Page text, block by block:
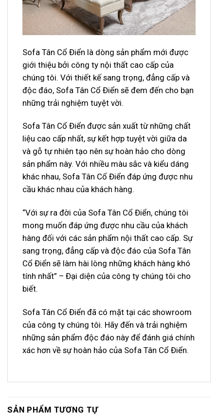
Sofa Tân Cổ Điển là dòng sản phẩm mới được
giới thiệu bởi công ty nội thất cao cấp của
chúng tôi. Với thiết kế sang trọng, đẳng cấp và
độc đáo, Sofa Tân Cổ Điển sẽ đem đến cho bạn
những trải nghiệm tuyệt vời.
Sofa Tân Cổ Điển được sản xuất từ những chất
liệu cao cấp nhất, sự kết hợp tuyệt vời giữa da
và gỗ tự nhiên tạo nên sự hoàn hảo cho dòng
sản phẩm này. Với nhiều màu sắc và kiểu dáng
khác nhau, Sofa Tân Cổ Điển đáp ứng được nhu
cầu khác nhau của khách hàng.
“Với sự ra đời của Sofa Tân Cổ Điển, chúng tôi
mong muốn đáp ứng được nhu cầu của khách
hàng đối với các sản phẩm nội thất cao cấp. Sự
sang trọng, đẳng cấp và độc đáo của Sofa Tân
Cổ Điển sẽ làm hài lòng những khách hàng khó
tính nhất” – Đại diện của công ty chúng tôi cho
biết.
Sofa Tân Cổ Điển đã có mặt tại các showroom
của công ty chúng tôi. Hãy đến và trải nghiệm
những sản phẩm độc đáo này để đánh giá chính
xác hơn về sự hoàn hảo của Sofa Tân Cổ Điển.
SẢN PHẨM TƯƠNG TỰ